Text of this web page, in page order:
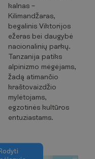
kalnas –
Kilimandžaras,
begalinis Viktorijos
ežeras bei daugybė
nacionalinių parkų.
Tanzanija patiks
alpinizmo mėgėjams,
žadą atimančio
kraštovaizdžio
mylėtojams,
egzotinės kultūros
entuziastams.
odyti